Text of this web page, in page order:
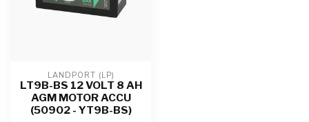
LANDPORT (LP)
LT9B-BS 12 VOLT 8 AH
AGM MOTOR ACCU
(50902 - YT9B-BS)